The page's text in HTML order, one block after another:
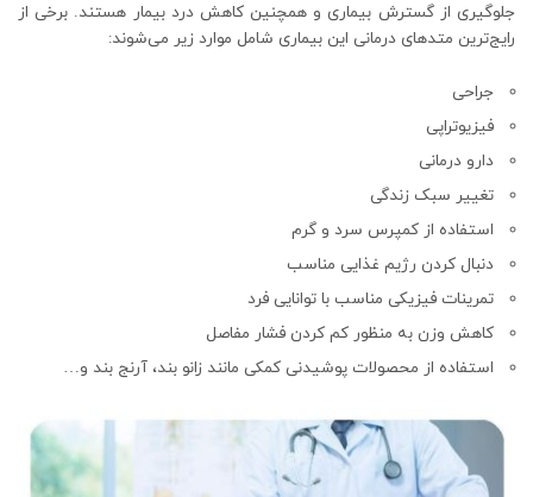
جلوگیری از گسترش بیماری و همچنین کاهش درد بیمار هستند. برخی از
رایج‌ترین متدهای درمانی این بیماری شامل موارد زیر می‌شوند:
جراحی
فیزیوتراپی
دارو درمانی
تغییر سبک زندگی
استفاده از کمپرس سرد و گرم
دنبال کردن رژیم غذایی مناسب
تمرینات فیزیکی مناسب با توانایی فرد
کاهش وزن به منظور کم کردن فشار مفاصل
استفاده از محصولات پوشیدنی کمکی مانند زانو بند، آرنج بند و…